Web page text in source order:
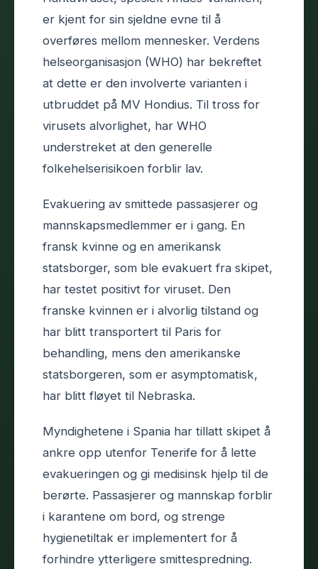
er kjent for sin sjeldne evne til å
overføres mellom mennesker. Verdens
helseorganisasjon (WHO) har bekreftet
at dette er den involverte varianten i
utbruddet på MV Hondius. Til tross for
virusets alvorlighet, har WHO
understreket at den generelle
folkehelserisikoen forblir lav.
Evakuering av smittede passasjerer og
mannskapsmedlemmer er i gang. En
fransk kvinne og en amerikansk
statsborger, som ble evakuert fra skipet,
har testet positivt for viruset. Den
franske kvinnen er i alvorlig tilstand og
har blitt transportert til Paris for
behandling, mens den amerikanske
statsborgeren, som er asymptomatisk,
har blitt fløyet til Nebraska.
Myndighetene i Spania har tillatt skipet å
ankre opp utenfor Tenerife for å lette
evakueringen og gi medisinsk hjelp til de
berørte. Passasjerer og mannskap forblir
i karantene om bord, og strenge
hygienetiltak er implementert for å
forhindre ytterligere smittespredning.